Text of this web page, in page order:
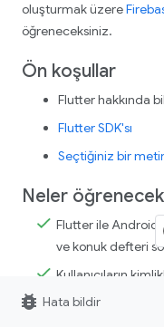
oluşturmak üzere
öğreneceksiniz.
Ön koşullar
Flutter hakkında
Flutter SDK'sı
Seçtiğiniz bir
Neler
Flutter ile Android,
ve konuk defteri
Kullanıcıların
doğrulama ve
bug_report Hata bildir